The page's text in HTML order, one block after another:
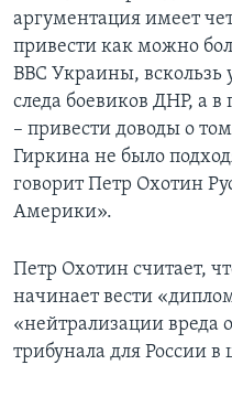
аргументация имеет
привести как можно
ВВС Украины, вскользь
следа боевиков ДНР, а
– привести доводы о
Гиркина не было
говорит Петр Охотин
Америки».
Петр Охотин считает,
начинает вести
«нейтрализации вреда
трибунала для России в